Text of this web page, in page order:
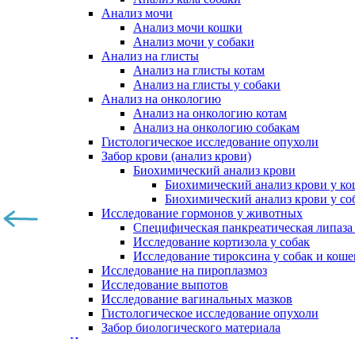
Анализ мочи
Анализ мочи кошки
Анализ мочи у собаки
Анализ на глисты
Анализ на глисты котам
Анализ на глисты у собаки
Анализ на онкологию
Анализ на онкологию котам
Анализ на онкологию собакам
Гистологическое исследование опухоли
Забор крови (анализ крови)
Биохимический анализ крови
Биохимический анализ крови у
Биохимический анализ крови у
Исследование гормонов у животных
Специфическая панкреатическая
Исследование кортизола у собак
Исследование тироксина у собак и
Исследование на пироплазмоз
Исследование выпотов
Исследование вагинальных мазков
Гистологическое исследование опухоли
Забор биологического материала